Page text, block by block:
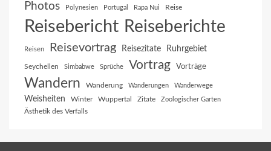
Photos Polynesien Portugal Rapa Nui Reise
Reisebericht Reiseberichte
Reisen Reisevortrag Reisezitate Ruhrgebiet
Seychellen Simbabwe Sprüche Vortrag Vorträge
Wandern Wanderung Wanderungen Wanderwege
Weisheiten Winter Wuppertal Zitate Zoologischer Garten
Ästhetik des Verfalls